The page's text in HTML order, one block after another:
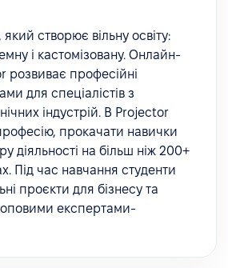
створює вільну освіту:
і кастомізовану. Онлайн-
розвиває професійні
для спеціалістів з
індустрій. В Projector
прокачати навички
діяльності на більш ніж 200+
Під час навчання студенти
проєкти для бізнесу та
експертами-